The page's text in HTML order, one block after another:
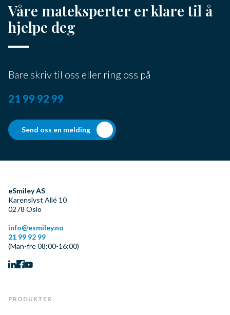
Våre mateksperter er klare til å
hjelpe deg
Bare skriv til oss eller ring oss på
21 99 92 99
Send oss en melding
eSmiley AS
Karenslyst Allé 10
0278 Oslo
info@esmiley.no
21 99 92 99
(Man-fre 08:00-16:00)
PRODUKTER